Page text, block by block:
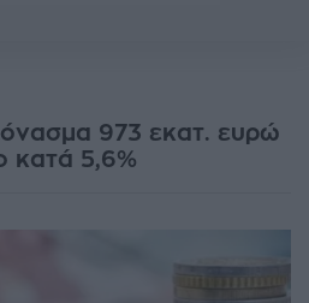
973 εκατ. ευρώ
κατά 5,6%